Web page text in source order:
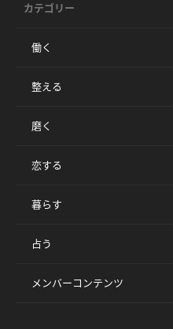
カテゴリー
働く
整える
磨く
恋する
暮らす
占う
メンバーコンテンツ